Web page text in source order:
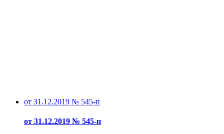
от 31.12.2019 № 545-п
от 31.12.2019 № 545-п